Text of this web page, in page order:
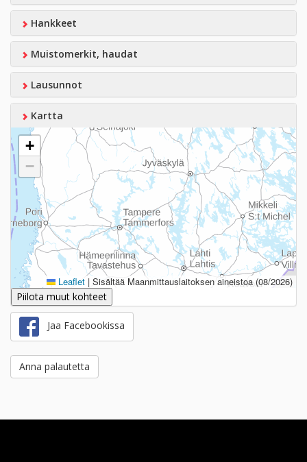
Hankkeet
Muistomerkit, haudat
Lausunnot
Kartta
+
−
Leaflet | Sisältää Maanmittauslaitoksen aineistoa (08/2026)
Piilota muut kohteet
Jaa Facebookissa
Anna palautetta